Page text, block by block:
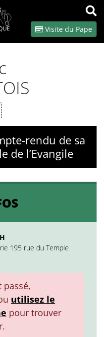
OK
Visite du Pape
rendu de sa
de l’Evangile
195 rue du Temple
passé,
utilisez le
pour trouver